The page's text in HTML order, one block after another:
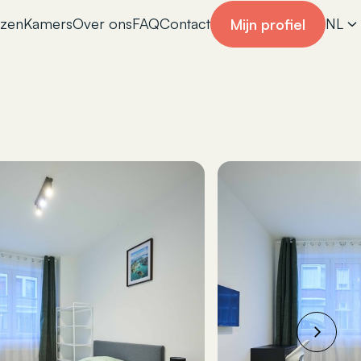
KamersOver onsFAQContact Mijn profiel NL